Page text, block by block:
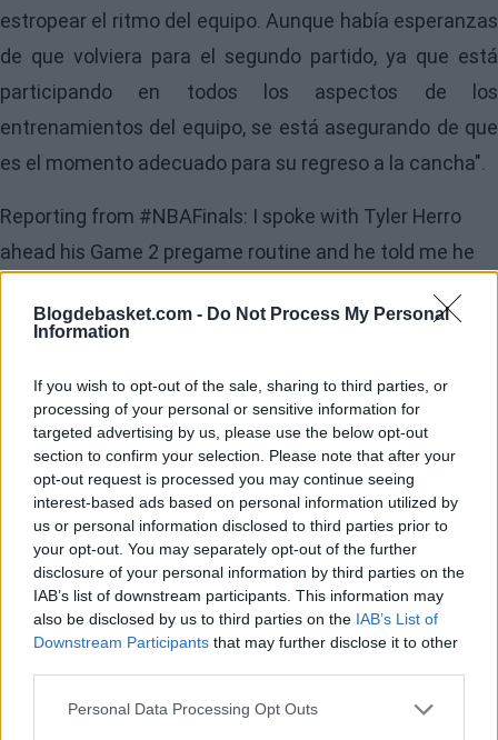
Blogdebasket.com - Do Not Process My Personal
Information
If you wish to opt-out of the sale, sharing to third parties, or
processing of your personal or sensitive information for
targeted advertising by us, please use the below opt-out
section to confirm your selection. Please note that after your
opt-out request is processed you may continue seeing
interest-based ads based on personal information utilized by
us or personal information disclosed to third parties prior to
your opt-out. You may separately opt-out of the further
disclosure of your personal information by third parties on the
IAB’s list of downstream participants. This information may
also be disclosed by us to third parties on the IAB’s List of
Downstream Participants that may further disclose it to other
Personal Data Processing Opt Outs
estropear el ritmo del equipo. Aunque había esperanzas
de que volviera para el segundo partido, ya que está
participando en todos los aspectos de los
entrenamientos del equipo, se está asegurando de que
es el momento adecuado para su regreso a la cancha".
Reporting from #NBAFinals: I spoke with Tyler Herro
ahead his Game 2 pregame routine and he told me he
hand after shooting and he can feel the soreness when
shared his…